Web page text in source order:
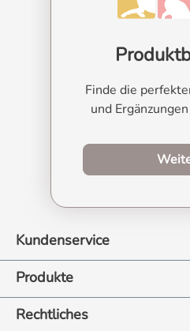
Finde die
und
Kundenservice
Produkte
Rechtliches